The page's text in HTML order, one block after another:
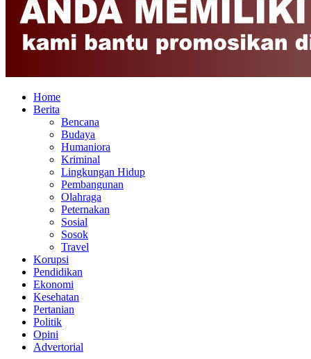
Home
Berita
Bencana
Budaya
Humaniora
Kriminal
Lingkungan Hidup
Pembangunan
Olahraga
Peternakan
Sosial
Sosok
Travel
Korupsi
Pendidikan
Ekonomi
Kesehatan
Pertanian
Politik
Opini
Advertorial